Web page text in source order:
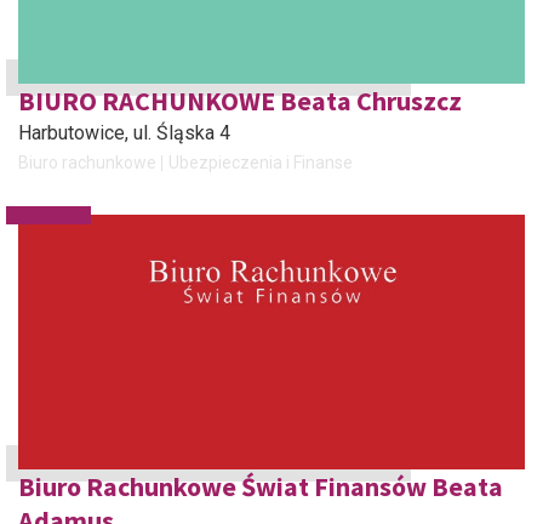
BIURO RACHUNKOWE Beata Chruszcz
Harbutowice, ul. Śląska 4
Biuro rachunkowe Ubezpieczenia i Finanse
Biuro Rachunkowe Świat Finansów Beata